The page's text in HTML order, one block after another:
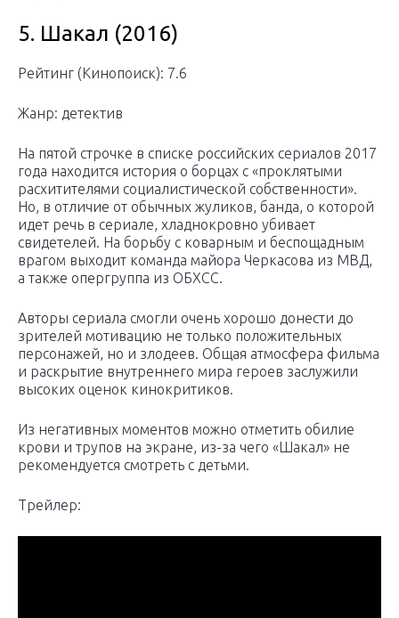
5. Шакал (2016)
Рейтинг (Кинопоиск): 7.6
Жанр: детектив
На пятой строчке в списке российских сериалов 2017
года находится история о борцах с «проклятыми
расхитителями социалистической собственности».
Но, в отличие от обычных жуликов, банда, о которой
идет речь в сериале, хладнокровно убивает
свидетелей. На борьбу с коварным и беспощадным
врагом выходит команда майора Черкасова из МВД,
а также опергруппа из ОБХСС.
Авторы сериала смогли очень хорошо донести до
зрителей мотивацию не только положительных
персонажей, но и злодеев. Общая атмосфера фильма
и раскрытие внутреннего мира героев заслужили
высоких оценок кинокритиков.
Из негативных моментов можно отметить обилие
крови и трупов на экране, из-за чего «Шакал» не
рекомендуется смотреть с детьми.
Трейлер: